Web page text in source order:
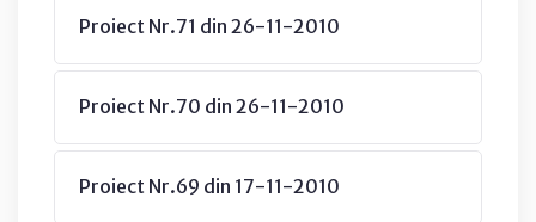
Proiect Nr.71 din 26-11-2010
Proiect Nr.70 din 26-11-2010
Proiect Nr.69 din 17-11-2010